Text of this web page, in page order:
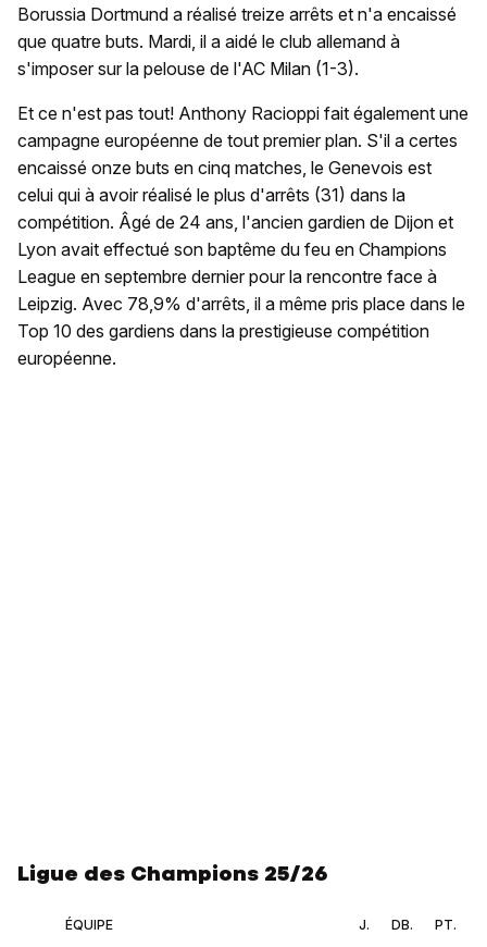
Borussia Dortmund a réalisé treize arrêts et n'a encaissé
que quatre buts. Mardi, il a aidé le club allemand à
s'imposer sur la pelouse de l'AC Milan (1-3).
Et ce n'est pas tout! Anthony Racioppi fait également une
campagne européenne de tout premier plan. S'il a certes
encaissé onze buts en cinq matches, le Genevois est
celui qui à avoir réalisé le plus d'arrêts (31) dans la
compétition. Âgé de 24 ans, l'ancien gardien de Dijon et
Lyon avait effectué son baptême du feu en Champions
League en septembre dernier pour la rencontre face à
Leipzig. Avec 78,9% d'arrêts, il a même pris place dans le
Top 10 des gardiens dans la prestigieuse compétition
européenne.
Ligue des Champions 25/26
ÉQUIPE J. DB. PT.